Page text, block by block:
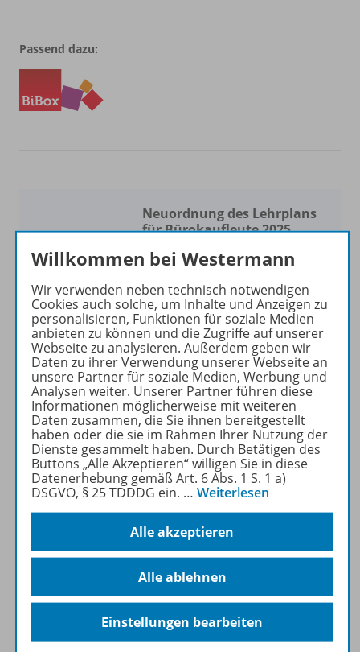
Passend dazu:
Neuordnung des Lehrplans
für Bürokaufleute 2025
Pünktlich zur Neuordnung
wir für Sie unser breites
Portfolio. Es erwarten Sie
moderne, praxisorientierte
Lehrwerkeund
umfangreichedigitale
Materialien.
Mehr erfahren
Produktinformationen
Beschreibung
Willkommen bei Westermann
Wir verwenden neben technisch notwendigen
Cookies auch solche, um Inhalte und Anzeigen zu
personalisieren, Funktionen für soziale Medien
anbieten zu können und die Zugriffe auf unserer
Webseite zu analysieren. Außerdem geben wir
Daten zu ihrer Verwendung unserer Webseite an
unsere Partner für soziale Medien, Werbung und
Analysen weiter. Unserer Partner führen diese
Informationen möglicherweise mit weiteren
Daten zusammen, die Sie ihnen bereitgestellt
haben oder die sie im Rahmen Ihrer Nutzung der
Dienste gesammelt haben. Durch Betätigen des
Buttons „Alle Akzeptieren“ willigen Sie in diese
Datenerhebung gemäß Art. 6 Abs. 1 S. 1 a)
DSGVO, § 25 TDDDG ein. … Weiterlesen
Alle akzeptieren
Alle ablehnen
Einstellungen bearbeiten